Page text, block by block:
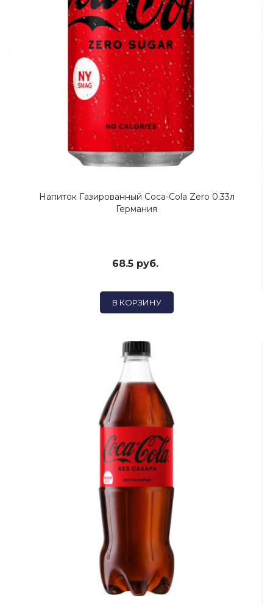
Напиток Газированный Coca-Cola Zero 0.33л
Германия
68.5 руб.
В КОРЗИНУ